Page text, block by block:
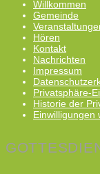
Willkommen
Gemeinde
Hören
Kontakt
Nachrichten
Impressum
Privatsphäre-
Historie der
Einwilligungen